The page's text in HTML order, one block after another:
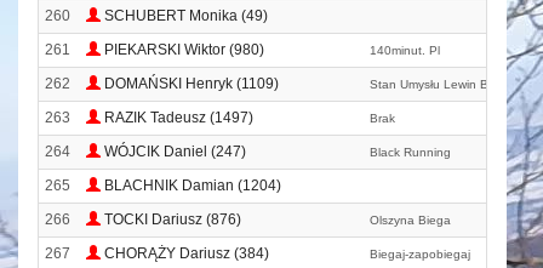
260
SCHUBERT Monika (49)
261
PIEKARSKI Wiktor (980) 140minut. Pl
262 DOMAŃSKI Henryk (1109) Stan Umysłu Lewin Biega
263 RAZIK Tadeusz (1497) Brak
264 WÓJCIK Daniel (247) Black Running
265
BLACHNIK Damian (1204)
266
TOCKI Dariusz (876) Olszyna Biega
267 CHORĄŻY Dariusz (384) Biegaj-zapobiegaj